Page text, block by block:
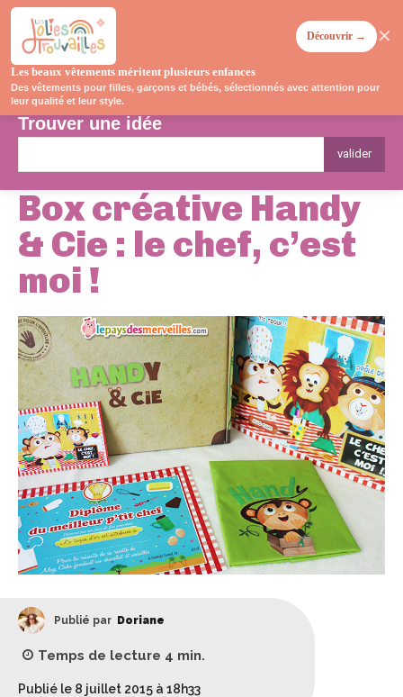
Trouver une idée
valider
Box créative Handy
& Cie : le chef, c’est
moi !
Publié par Doriane
Temps de lecture 4 min.
Publié le 8 juillet 2015 à 18h33
Les beaux vêtements méritent plusieurs enfances
Des vêtements pour filles, garçons et bébés, sélectionnés avec attention pour
leur qualité et leur style.
Découvrir → ✕